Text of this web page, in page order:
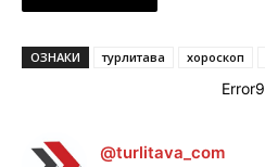
ОЗНАКИ турлитава хороскоп
Error9
@turlitava_com